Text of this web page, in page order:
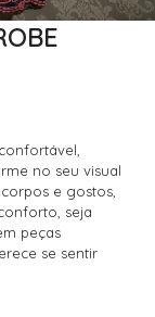
no seu visual
e gostos,
seja
peças
se sentir